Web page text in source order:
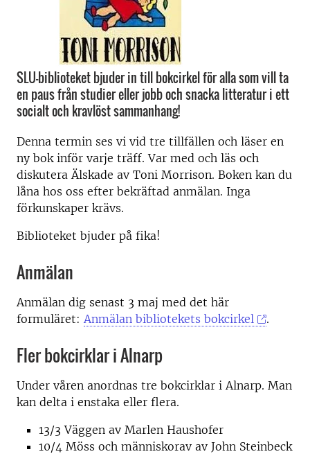
SLU-biblioteket bjuder in till bokcirkel för alla som vill ta
en paus från studier eller jobb och snacka litteratur i ett
socialt och kravlöst sammanhang!
Denna termin ses vi vid tre tillfällen och läser en
ny bok inför varje träff. Var med och läs och
diskutera Älskade av Toni Morrison. Boken kan du
låna hos oss efter bekräftad anmälan. Inga
förkunskaper krävs.
Biblioteket bjuder på fika!
Anmälan
Anmälan dig senast 3 maj med det här
formuläret: Anmälan bibliotekets bokcirkel .
Fler bokcirklar i Alnarp
Under våren anordnas tre bokcirklar i Alnarp. Man
kan delta i enstaka eller flera.
13/3 Väggen av Marlen Haushofer
10/4 Möss och människorav av John Steinbeck